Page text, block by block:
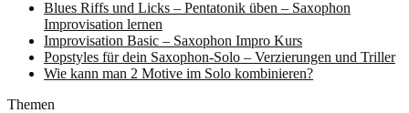
Blues Riffs und Licks – Pentatonik üben – Saxophon
Improvisation lernen
Improvisation Basic – Saxophon Impro Kurs
Popstyles für dein Saxophon-Solo – Verzierungen und Triller
Wie kann man 2 Motive im Solo kombinieren?
Themen